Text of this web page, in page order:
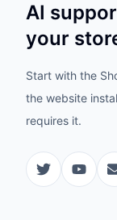
AI
your
Start with the
the website
requires it.